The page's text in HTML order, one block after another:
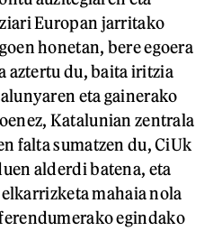
Europan jarritako
honetan, bere egoera
aztertu du, baita iritzia
eta gainerako
Katalunian zentrala
falta sumatzen du, CiUk
alderdi batena, eta
mahaia nola
egindako